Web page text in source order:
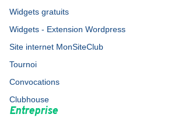
Widgets gratuits
Widgets - Extension Wordpress
Site internet MonSiteClub
Tournoi
Convocations
Clubhouse
Entreprise